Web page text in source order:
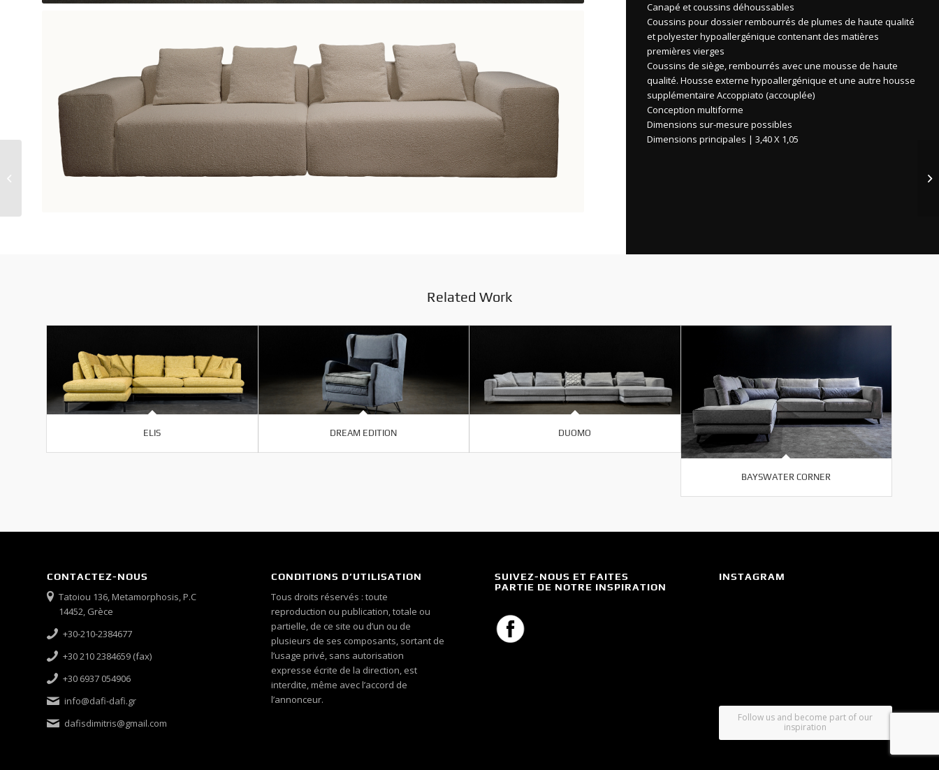
Canapé et coussins déhoussables
Coussins pour dossier rembourrés de plumes de haute qualité
et polyester hypoallergénique contenant des matières
premières vierges
Coussins de siège, rembourrés avec une mousse de haute
qualité. Housse externe hypoallergénique et une autre housse
supplémentaire Accoppiato (accouplée)
Conception multiforme
Dimensions sur-mesure possibles
Dimensions principales | 3,40 X 1,05
Related Work
ELIS DREAM EDITION DUOMO
BAYSWATER CORNER
CONTACTEZ-NOUS
Tatoiou 136, Metamorphosis, P.C
14452, Grèce
+30-210-2384677
+30 210 2384659 (fax)
+30 6937 054906
info@dafi-dafi.gr
dafisdimitris@gmail.com
CONDITIONS D’UTILISATION
Tous droits réservés : toute
reproduction ou publication, totale ou
partielle, de ce site ou d’un ou de
plusieurs de ses composants, sortant de
l’usage privé, sans autorisation
expresse écrite de la direction, est
interdite, même avec l’accord de
l’annonceur.
SUIVEZ-NOUS ET FAITES
PARTIE DE NOTRE INSPIRATION
INSTAGRAM
Follow us and become part of our
inspiration
LUCID CANAPE D’ANGLE